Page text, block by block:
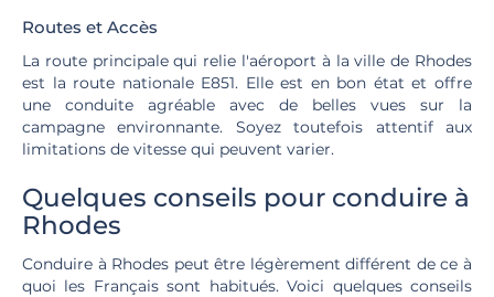
Routes et Accès
La route principale qui relie l'aéroport à la ville de Rhodes
est la route nationale E851. Elle est en bon état et offre
une conduite agréable avec de belles vues sur la
campagne environnante. Soyez toutefois attentif aux
limitations de vitesse qui peuvent varier.
Quelques conseils pour conduire à
Rhodes
Conduire à Rhodes peut être légèrement différent de ce à
quoi les Français sont habitués. Voici quelques conseils